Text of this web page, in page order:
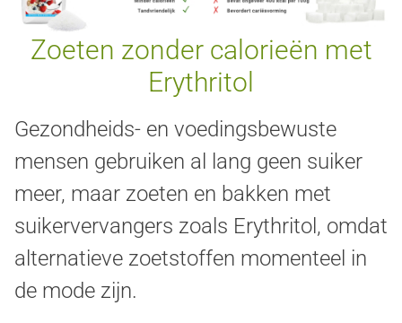
Zoeten zonder calorieën met
Erythritol
Gezondheids- en voedingsbewuste
mensen gebruiken al lang geen suiker
meer, maar zoeten en bakken met
suikervervangers zoals Erythritol, omdat
alternatieve zoetstoffen momenteel in
de mode zijn.